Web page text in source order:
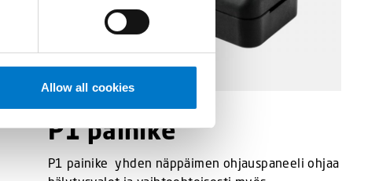
Allow all cookies
P1 painike
P1 painike yhden näppäimen ohjauspaneeli ohjaa